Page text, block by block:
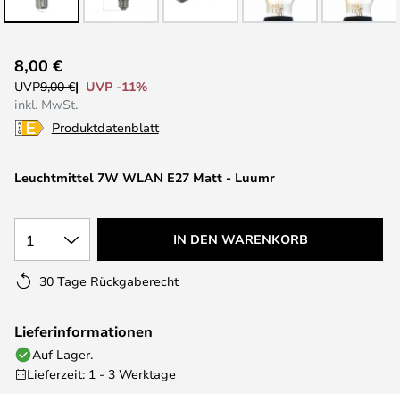
Anfang
der
Bildgalerie
springen
Leuchtmittel 7W WLAN E27 Matt - Luumr
8,00 €
UVP9,00 €
UVP -11%
inkl. MwSt.
Produktdatenblatt
1 IN DEN WARENKORB
30 Tage Rückgaberecht
Lieferinformationen
Auf Lager.
Lieferzeit: 1 - 3 Werktage